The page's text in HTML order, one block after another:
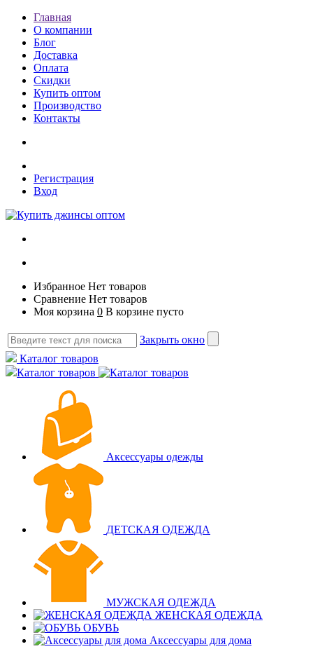
Главная
О компании
Блог
Доставка
Оплата
Скидки
Купить оптом
Производство
Контакты
Регистрация
Вход
Избранное Нет товаров
Сравнение Нет товаров
Моя корзина 0 В корзине пусто
Закрыть окно
Каталог товаров
Каталог товаров
Аксессуары одежды
ДЕТСКАЯ ОДЕЖДА
МУЖСКАЯ ОДЕЖДА
ЖЕНСКАЯ ОДЕЖДА
ОБУВЬ
Аксессуары для дома